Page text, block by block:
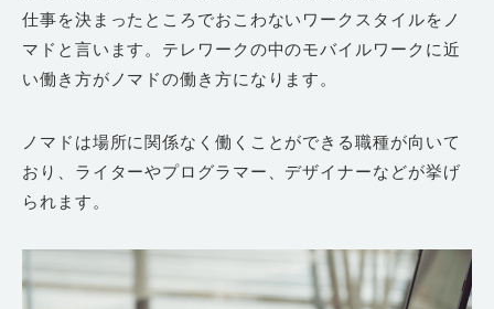
仕事を決まったところでおこわないワークスタイルをノ
マドと言います。テレワークの中のモバイルワークに近
い働き方がノマドの働き方になります。
ノマドは場所に関係なく働くことができる職種が向いて
おり、ライターやプログラマー、デザイナーなどが挙げ
られます。